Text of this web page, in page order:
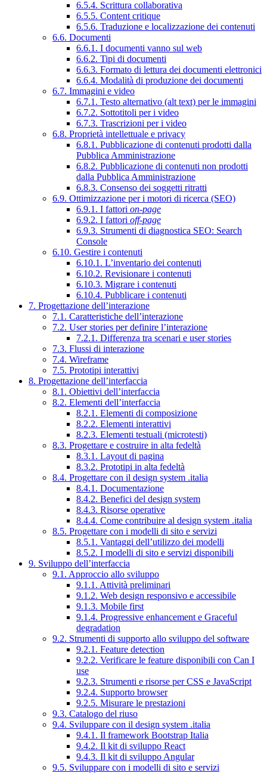
6.5.4. Scrittura collaborativa
6.5.5. Content critique
6.5.6. Traduzione e localizzazione dei contenuti
6.6. Documenti
6.6.1. I documenti vanno sul web
6.6.2. Tipi di documenti
6.6.3. Formato di lettura dei documenti elettronici
6.6.4. Modalità di produzione dei documenti
6.7. Immagini e video
6.7.1. Testo alternativo (alt text) per le immagini
6.7.2. Sottotitoli per i video
6.7.3. Trascrizioni per i video
6.8. Proprietà intellettuale e privacy
6.8.1. Pubblicazione di contenuti prodotti dalla
Pubblica Amministrazione
6.8.2. Pubblicazione di contenuti non prodotti
dalla Pubblica Amministrazione
6.8.3. Consenso dei soggetti ritratti
6.9. Ottimizzazione per i motori di ricerca (SEO)
6.9.1. I fattori on-page
6.9.2. I fattori off-page
6.9.3. Strumenti di diagnostica SEO: Search
Console
6.10. Gestire i contenuti
6.10.1. L’inventario dei contenuti
6.10.2. Revisionare i contenuti
6.10.3. Migrare i contenuti
6.10.4. Pubblicare i contenuti
7. Progettazione dell’interazione
7.1. Caratteristiche dell’interazione
7.2. User stories per definire l’interazione
7.2.1. Differenza tra scenari e user stories
7.3. Flussi di interazione
7.4. Wireframe
7.5. Prototipi interattivi
8. Progettazione dell’interfaccia
8.1. Obiettivi dell’interfaccia
8.2. Elementi dell’interfaccia
8.2.1. Elementi di composizione
8.2.2. Elementi interattivi
8.2.3. Elementi testuali (microtesti)
8.3. Progettare e costruire in alta fedeltà
8.3.1. Layout di pagina
8.3.2. Prototipi in alta fedeltà
8.4. Progettare con il design system .italia
8.4.1. Documentazione
8.4.2. Benefici del design system
8.4.3. Risorse operative
8.4.4. Come contribuire al design system .italia
8.5. Progettare con i modelli di sito e servizi
8.5.1. Vantaggi dell’utilizzo dei modelli
8.5.2. I modelli di sito e servizi disponibili
9. Sviluppo dell’interfaccia
9.1. Approccio allo sviluppo
9.1.1. Attività preliminari
9.1.2. Web design responsivo e accessibile
9.1.3. Mobile first
9.1.4. Progressive enhancement e Graceful
degradation
9.2. Strumenti di supporto allo sviluppo del software
9.2.1. Feature detection
9.2.2. Verificare le feature disponibili con Can I
use
9.2.3. Strumenti e risorse per CSS e JavaScript
9.2.4. Supporto browser
9.2.5. Misurare le prestazioni
9.3. Catalogo del riuso
9.4. Sviluppare con il design system .italia
9.4.1. Il framework Bootstrap Italia
9.4.2. Il kit di sviluppo React
9.4.3. Il kit di sviluppo Angular
9.5. Sviluppare con i modelli di sito e servizi